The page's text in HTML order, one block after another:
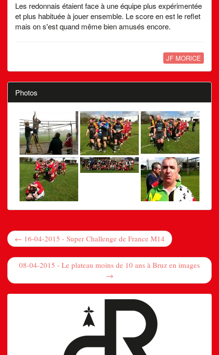
Les redonnais étaient face à une équipe plus expérimentée
et plus habituée à jouer ensemble. Le score en est le reflet
mais on s'est quand même bien amusés encore.
JF MORICE
Photos
← 16-04-2015 - Super Challenge de France M14
08-04-2015 - Le plateau moins de 10 ans à Bruz en images
→